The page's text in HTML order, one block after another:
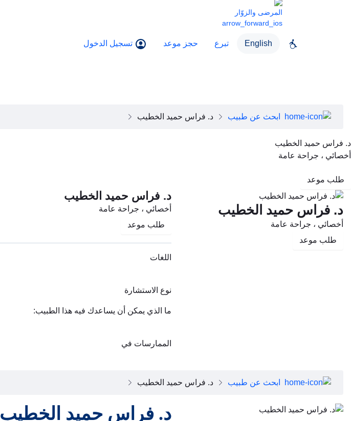
المرضى والزوّار
arrow_forward_ios
English تبرع حجز موعد تسجيل الدخول
فريقنا التنفيذي
الأسئلة الشائعة
تواصل معنا
ابحث عن طبيب د. فراس حميد الخطيب
د. فراس حميد الخطيب
أخصائي ، جراحة عامة
طلب موعد
د. فراس حميد الخطيب
أخصائي ، جراحة عامة
طلب موعد
د. فراس حميد الخطيب
أخصائي ، جراحة عامة
طلب موعد
اللغات
نوع الاستشارة
ما الذي يمكن أن يساعدك فيه هذا الطبيب:
الممارسات في
ابحث عن طبيب د. فراس حميد الخطيب
د. فراس حميد الخطيب